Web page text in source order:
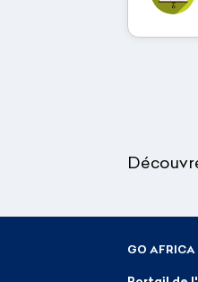
GO AFRICA